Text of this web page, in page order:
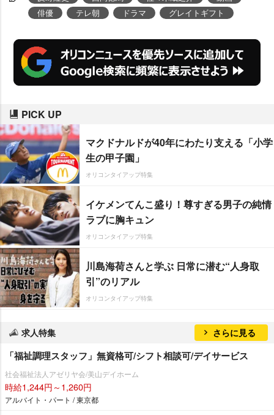
俳優
テレ朝 ドラマ グレイトギフト
PICK UP
マクドナルドが40年にわたり支える「小学
生の甲子園」
オリコンタイアップ特集
イケメンてんこ盛り！尊すぎる男子の純情
ラブに胸キュン
オリコンタイアップ特集
川島海荷さんと学ぶ 日常に潜む“人身取
引”のリアル
オリコンタイアップ特集
求人特集 さらに見る
「福祉調理スタッフ」無資格可/シフト相談可/デイサービス
社会福祉法人アゼリヤ会/美山デイホーム
時給1,244円～1,260円
アルバイト・パート / 東京都